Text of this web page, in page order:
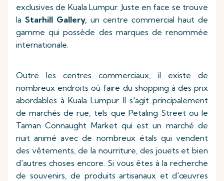
exclusives de Kuala Lumpur. Juste en face se trouve
la Starhill Gallery, un centre commercial haut de
gamme qui possède des marques de renommée
internationale.
Outre les centres commerciaux, il existe de
nombreux endroits où faire du shopping à des prix
abordables à Kuala Lumpur. Il s'agit principalement
de marchés de rue, tels que Petaling Street ou le
Taman Connaught Market qui est un marché de
nuit animé avec de nombreux étals qui vendent
des vêtements, de la nourriture, des jouets et bien
d'autres choses encore. Si vous êtes à la recherche
de souvenirs, de produits artisanaux et d'œuvres